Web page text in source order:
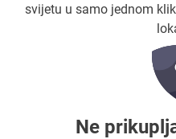
svijetu u samo jednom
Ne